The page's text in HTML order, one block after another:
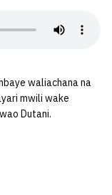
waliachana na
mwili wake
Dutani.